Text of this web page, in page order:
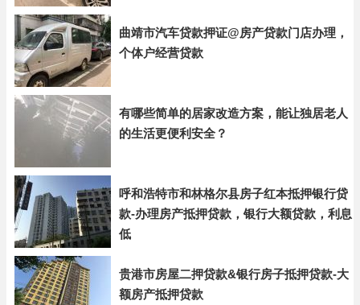
曲靖市汽车贷款押证@房产贷款门店办理，
个体户经营贷款
有哪些简单的居家改造方案，能让独居老人
的生活更便利安全？
呼和浩特市和林格尔县房子红本抵押银行贷
款-办理房产抵押贷款，银行大额贷款，利息
低
贵港市房屋二押贷款&银行房子抵押贷款-大
额房产抵押贷款